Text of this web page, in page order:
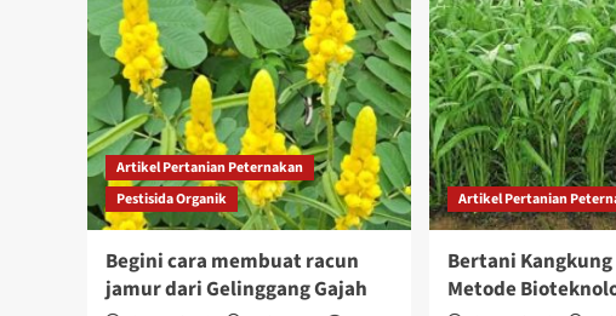
Artikel Pertanian Peternakan
Pestisida Organik
Begini cara membuat racun
jamur dari Gelinggang Gajah
Artikel Pertanian
Bertani Kangkung
Metode